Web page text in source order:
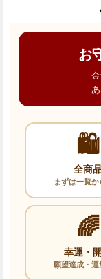
お
🛍️
全商
まずは一覧か
🌈
幸運・
願望達成・運